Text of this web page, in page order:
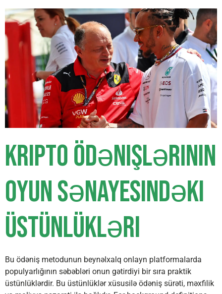
Kripto Ödənişlərinin
Oyun Sənayesindəki
Üstünlükləri
Bu ödəniş metodunun beynəlxalq onlayn platformalarda
populyarlığının səbəbləri onun gətirdiyi bir sıra praktik
üstünlüklərdir. Bu üstünlüklər xüsusilə ödəniş sürəti, məxfilik